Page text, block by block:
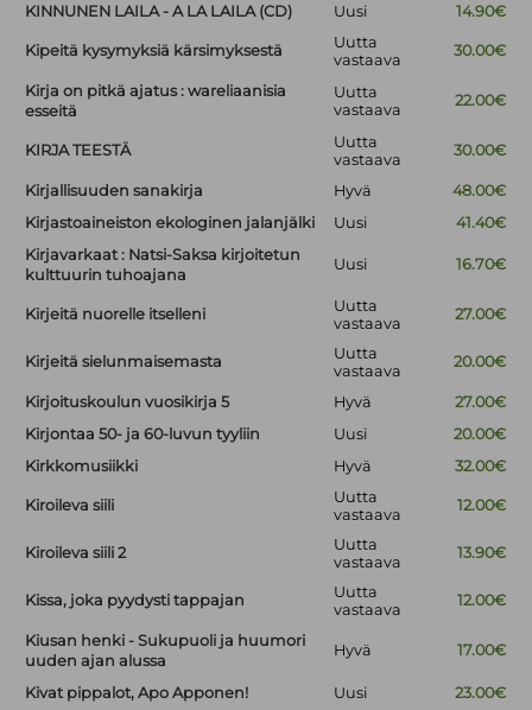
KINNUNEN LAILA - A LA LAILA (CD)
Uusi 14.90€
Kipeitä kysymyksiä kärsimyksestä
Uutta
vastaava
30.00€
Kirja on pitkä ajatus : wareliaanisia
esseitä
Uutta
vastaava
22.00€
KIRJA TEESTÄ
Uutta
vastaava
30.00€
Kirjallisuuden sanakirja Hyvä
48.00€
Kirjastoaineiston ekologinen jalanjälki
Uusi
41.40€
Kirjavarkaat : Natsi-Saksa kirjoitetun
kulttuurin tuhoajana
Uusi 16.70€
Kirjeitä nuorelle itselleni
Uutta
vastaava
27.00€
Kirjeitä sielunmaisemasta
Uutta
vastaava
20.00€
Kirjoituskoulun vuosikirja 5 Hyvä
27.00€
Kirjontaa 50- ja 60-luvun tyyliin
Uusi
20.00€
Kirkkomusiikki
Hyvä 32.00€
Kiroileva siili
Uutta
vastaava
12.00€
Kiroileva siili 2
Uutta
vastaava
13.90€
Kissa, joka pyydysti tappajan
Uutta
vastaava
12.00€
Kiusan henki - Sukupuoli ja huumori
uuden ajan alussa
Hyvä 17.00€
Kivat pippalot, Apo Apponen! Uusi 23.00€